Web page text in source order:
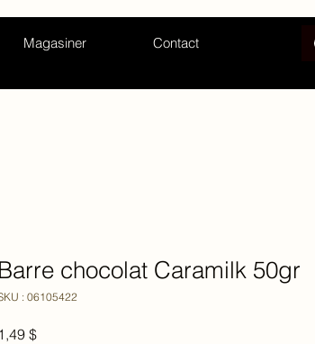
Magasiner Contact
Barre chocolat Caramilk 50gr
: 06105422
1,49 $Prix